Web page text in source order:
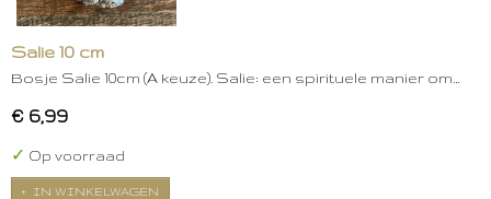
Salie 10 cm
Bosje Salie 10cm (A keuze). Salie: een spirituele manier om…
€ 6,99
✓ Op voorraad
IN WINKELWAGEN